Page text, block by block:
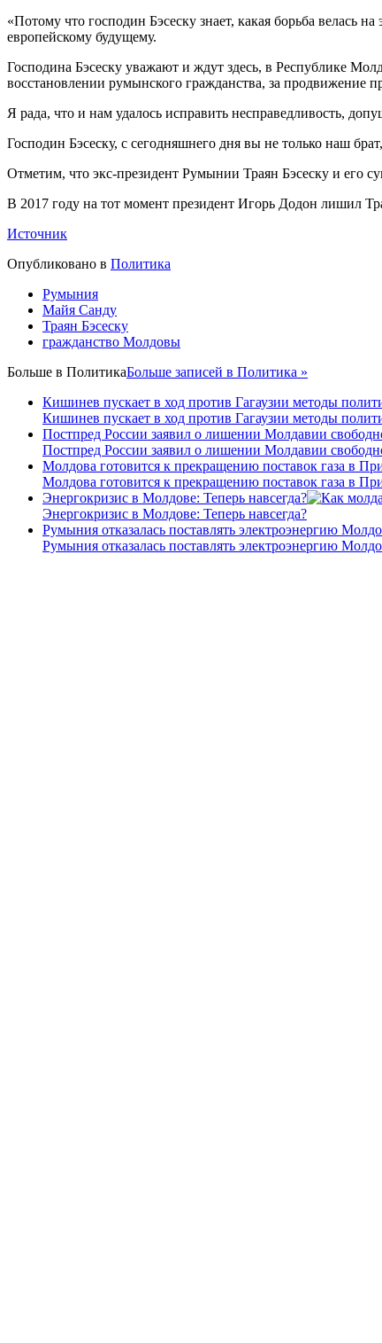
«Потому что господин Бэсеску знает, какая борьба велась
европейскому будущему.
Господина Бэсеску уважают и ждут здесь, в Республике
восстановлении румынского гражданства, за
Я рада, что и нам удалось исправить несправедливость,
Господин Бэсеску, с сегодняшнего дня вы не только наш
Отметим, что экс-президент Румынии Траян Бэсеску и его
В 2017 году на тот момент президент Игорь Додон лишил
Источник
Опубликовано в Политика
Румыния
Майя Санду
Траян Бэсеску
гражданство Молдовы
Больше в ПолитикаБольше записей в Политика »
Кишинев пускает в ход против Гагаузии методы
Кишинев пускает в ход против Гагаузии методы
Постпред России заявил о лишении Молдавии
Постпред России заявил о лишении Молдавии
Молдова готовится к прекращению поставок газа в
Молдова готовится к прекращению поставок газа в
Энергокризис в Молдове: Теперь навсегда?
Энергокризис в Молдове: Теперь навсегда?
Румыния отказалась поставлять электроэнергию
Румыния отказалась поставлять электроэнергию